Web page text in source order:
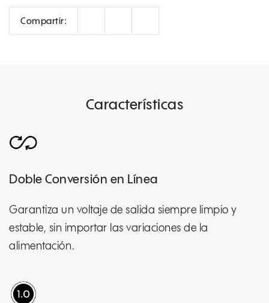
Compartir:
Características
Doble Conversión en Línea
Garantiza un voltaje de salida siempre limpio y
estable, sin importar las variaciones de la
alimentación.